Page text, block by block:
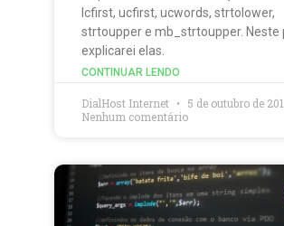
lcfirst, ucfirst, ucwords, strtolower,
strtoupper e mb_strtoupper. Neste
explicarei elas.
CONTINUAR LENDO
DialHost Internet
5 de outubro de
Nenhum comentário